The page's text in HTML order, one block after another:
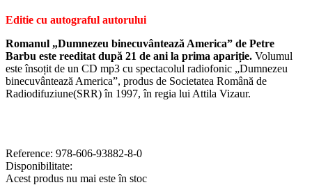
Editie cu autograful autorului
Romanul „Dumnezeu binecuvântează America” de Petre
Barbu este reeditat după 21 de ani la prima apariție. Volumul
este însoțit de un CD mp3 cu spectacolul radiofonic „Dumnezeu
binecuvântează America”, produs de Societatea Română de
Radiodifuziune(SRR) în 1997, în regia lui Attila Vizaur.
Reference: 978-606-93882-8-0
Disponibilitate:
Acest produs nu mai este în stoc